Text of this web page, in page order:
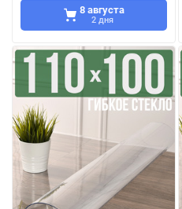
8 августа
2 дня